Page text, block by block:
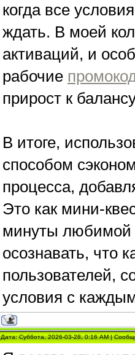
когда все
ждать. В моей
активаций, и
рабочие
прирост к
В итоге,
способом
процесса,
Это как мини-
минуты любимой
осознавать, что
пользователей,
условия с
Дата: Суббота, 2026-03-28, 0:16 AM |